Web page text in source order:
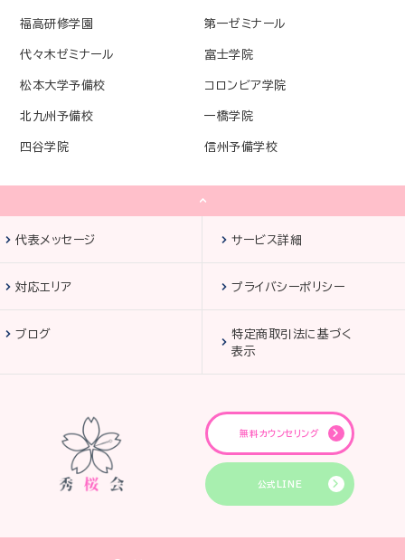
福高研修学園 第一ゼミナール
代々木ゼミナール 富士学院
松本大学予備校 コロンビア学院
北九州予備校 一橋学院
四谷学院 信州予備学校
代表メッセージ サービス詳細
対応エリア プライバシーポリシー
ブログ
特定商取引法に基づく
表示
無料カウンセリング
公式LINE